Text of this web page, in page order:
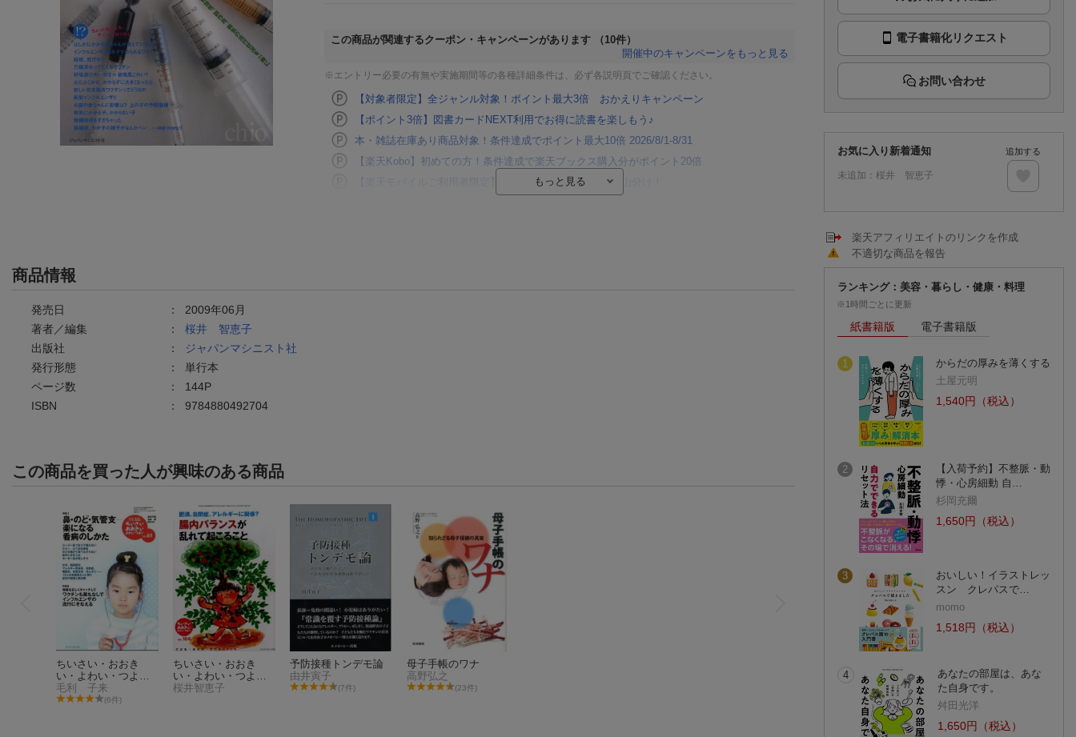
この商品が関連するクーポン・キャンペーンがあります
（10件）
開催中のキャンペーンをもっと見る
※エントリー必要の有無や実施期間等の各種詳細条件は、必ず各説明頁でご確認ください。
【対象者限定】全ジャンル対象！ポイント最大3倍 おかえりキャンペーン
【ポイント3倍】図書カードNEXT利用でお得に読書を楽しもう♪
本・雑誌在庫あり商品対象！条件達成でポイント最大10倍 2026/8/1-8/31
【楽天Kobo】初めての方！条件達成で楽天ブックス購入分がポイント20倍
【楽天モバイルご利用者限定】条件達成で100万ポイント山分け！
商品情報
発売日 ： 2009年06月
著者／編集
： 桜井 智恵子
出版社
：
ジャパンマシニスト社
発行形態
： 単行本
ページ数
： 144P
ISBN
： 9784880492704
この商品を買った人が興味のある商品
ちいさい・おおき
い・よわい・つよ
い No．61
毛利 子来
(6件)
ちいさい・おおき
い・よわい・つよい
No.104
桜井智恵子
予防接種トンデモ論
由井寅子
(7件)
母子手帳のワナ
高野弘之
(23件)
電子書籍化リクエスト
お問い合わせ
お気に入り新着通知
未追加： 桜井 智恵子
追加する
楽天アフィリエイトのリンクを作成
不適切な商品を報告
ランキング：美容・暮らし・健康・料理
※1時間ごとに更新
紙書籍版 電子書籍版
1
からだの厚みを薄くする
土屋元明
1,540円（税込）
2
【入荷予約】不整脈・動
悸・心房細動 自…
杉岡充爾
1,650円（税込）
3
おいしい！イラストレッ
スン クレパスで…
momo
1,518円（税込）
4
あなたの部屋は、あな
た自身です。
舛田光洋
1,650円（税込）